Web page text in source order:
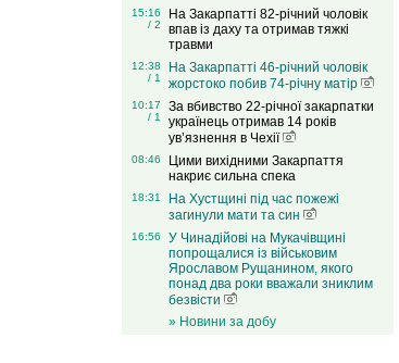
15:16
/ 2
На Закарпатті 82-річний чоловік
впав із даху та отримав тяжкі
травми
12:38
/ 1
На Закарпатті 46-річний чоловік
жорстоко побив 74-річну матір
10:17
/ 1
За вбивство 22-річної закарпатки
українець отримав 14 років
ув’язнення в Чехії
08:46
Цими вихідними Закарпаття
накриє сильна спека
18:31
На Хустщині під час пожежі
загинули мати та син
16:56
У Чинадійові на Мукачівщині
попрощалися із військовим
Ярославом Рущанином, якого
понад два роки вважали зниклим
безвісти
» Новини за добу